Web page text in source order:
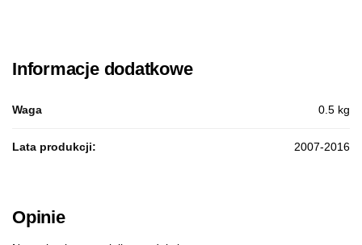
Informacje dodatkowe
Waga 0.5 kg
Lata produkcji: 2007-2016
Opinie